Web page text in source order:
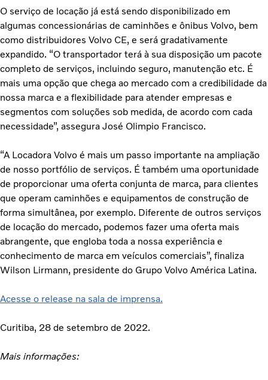
O serviço de locação já está sendo disponibilizado em
algumas concessionárias de caminhões e ônibus Volvo, bem
como distribuidores Volvo CE, e será gradativamente
expandido. “O transportador terá à sua disposição um pacote
completo de serviços, incluindo seguro, manutenção etc. É
mais uma opção que chega ao mercado com a credibilidade da
nossa marca e a flexibilidade para atender empresas e
segmentos com soluções sob medida, de acordo com cada
necessidade”, assegura José Olimpio Francisco.
“A Locadora Volvo é mais um passo importante na ampliação
de nosso portfólio de serviços. É também uma oportunidade
de proporcionar uma oferta conjunta de marca, para clientes
que operam caminhões e equipamentos de construção de
forma simultânea, por exemplo. Diferente de outros serviços
de locação do mercado, podemos fazer uma oferta mais
abrangente, que engloba toda a nossa experiência e
conhecimento de marca em veículos comerciais”, finaliza
Wilson Lirmann, presidente do Grupo Volvo América Latina.
Acesse o release na sala de imprensa.
Curitiba, 28 de setembro de 2022.
Mais informações: